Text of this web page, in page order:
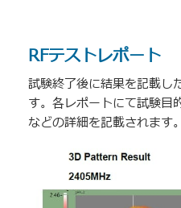
RFテストレポート
試験終了後に結果を記載し
す。各レポートにて試験目
などの詳細を記載されます。